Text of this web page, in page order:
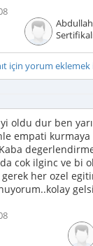
için yorum
oldu dur ben
empati kurmaya
cok ilginc ve bi
her ozel